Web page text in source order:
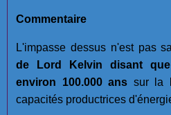
Commentaire
L'impasse dessus n'est pas
de Lord Kelvin disant
environ 100.000 ans sur la
capacités productrices